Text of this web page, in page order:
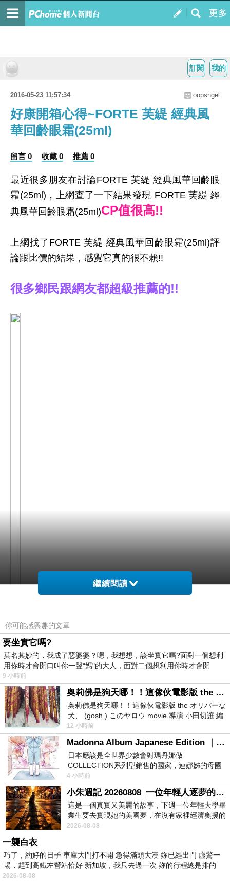
我的
訂閱
2016-05-23 11:57:34 oopsngel
好康開箱心得~FORTE 芙緹 經典風
華回齡眼霜(25ml)
留言 0 收藏 0 推薦 0
最近很多朋友在討論FORTE 芙緹 經典風華回齡眼
霜(25ml)，上網查了一下結果發現 FORTE 芙緹 經
典風華回齡眼霜(25ml)CP值很高!!
上網找了FORTE 芙緹 經典風華回齡眼霜(25ml)評
論跟比價的結果，感覺它真的很不賴!!
很多鄉民跟網友都超級推薦的!!
網購經驗10多年的我在想FORTE 芙緹 經典風華回
齡眼霜(25ml)在網路上買應該會比較便宜，
而且24小時都能買，上網慢慢挑選，慢慢比價，不
用等店家開門也不用看店員臉色，這麼方便當
然選擇在網路上購買~~
於是我也參考了其他網友FORTE 芙緹 經典風華回
齡眼霜(25ml)的推薦開箱文及心得分享!
找了很多FORTE 芙緹 經典風華回齡眼霜(25ml)評
論跟比價的結果，還有哪裡買最便宜划算，發現它
真的很不錯!!
而且在網路上購買，
賞期，不滿意可以退貨也不用擔心買
貴!
繼續閱讀
你可能感興趣的文章
要坐實它嗎?
莫名其妙的，我成了惡婆婆？嗯，我想想，該坐實它嗎?面對一個想利
用你時才會開口叫你一聲“媽"的大人，面對二個想利用你時才會開
9 小時前
奥莉佛是狗天哪！！這傢伙電影版 the オリバーな犬、 (gosh ) このヤロウ movie
奥莉佛是狗天哪！！這傢伙電影版 the オリバーな
犬、 (gosh ) このヤロウ movie 導演 小田切讓 編
劇: 小田切讓 主演: 小田切讓
12 小時前
Madonna Album Japanese Edition ｜瑪丹娜專輯們2026年日本版重發系列
日本應該是全世界少數會對瑪丹娜做
COLLECTION系列型銷售的國家，連娜姊的母國
美國都沒對她這樣過，這全拜在他們到現在唱片
4 小時前
小朱週記 20260808_一位年輕人逐夢的真實故事
這是一個真實又美麗的故事，下週一位年輕大學畢
業生要去實現她的美國夢，在沒有家裡經濟奧援的
情況下，靠著自我努力工作累積出國基
2026-08-08
一襲白衣
巧了，約好的日子 車庫大門打不開 急得滿頭大漢 妳已經出門 虛驚一
場，趕到高鐵左營站恰好 新加坡，我只去過一次 妳的行程總是排的
2026-08-08